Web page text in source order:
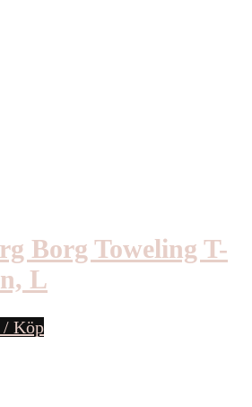
Borg Toweling T-
L
/ Köp